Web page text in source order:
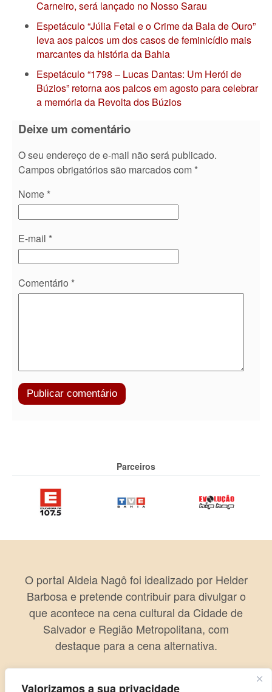
Valorizamos a sua privacidade
Carneiro, será lançado no Nosso Sarau
Espetáculo “Júlia Fetal e o Crime da Bala de Ouro”
leva aos palcos um dos casos de feminicídio mais
marcantes da história da Bahia
Espetáculo “1798 – Lucas Dantas: Um Herói de
Búzios” retorna aos palcos em agosto para celebrar
a memória da Revolta dos Búzios
Deixe um comentário
O seu endereço de e-mail não será publicado.
Campos obrigatórios são marcados com *
Nome *
E-mail *
Comentário *
Parceiros
O portal Aldeia Nagô foi idealizado por Helder
Barbosa e pretende contribuir para divulgar o
que acontece na cena cultural da Cidade de
Salvador e Região Metropolitana, com
destaque para a cena alternativa.